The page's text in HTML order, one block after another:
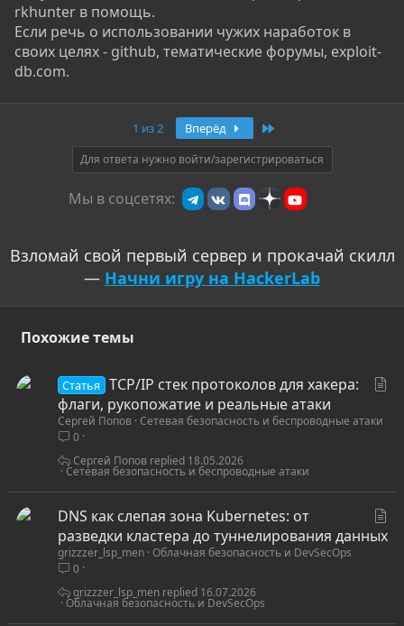
rkhunter в помощь.
Если речь о использовании чужих наработок в
своих целях - github, тематические форумы, exploit-
db.com.
1 из 2 Вперёд
Для ответа нужно войти/зарегистрироваться
Мы в соцсетях:
Взломай свой первый сервер и прокачай скилл
— Начни игру на HackerLab
Похожие темы
Статья
TCP/IP стек протоколов для хакера:
флаги, рукопожатие и реальные атаки
Сергей Попов Сетевая безопасность и беспроводные атаки
0
Сетевая безопасность и беспроводные атаки
18.05.2026
Сергей Попов
т
DNS как слепая зона Kubernetes: от
разведки кластера до туннелирования данных
grizzzer_lsp_men Облачная безопасность и DevSecOps
0
Облачная безопасность и DevSecOps
16.07.2026
grizzzer_lsp_men